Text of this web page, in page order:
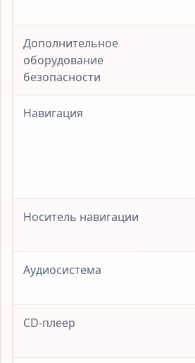
Дополнительное
оборудование
безопасности
Навигация
Носитель навигации
Аудиосистема
CD-плеер